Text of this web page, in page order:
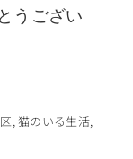
うござい
,猫のいる生活,